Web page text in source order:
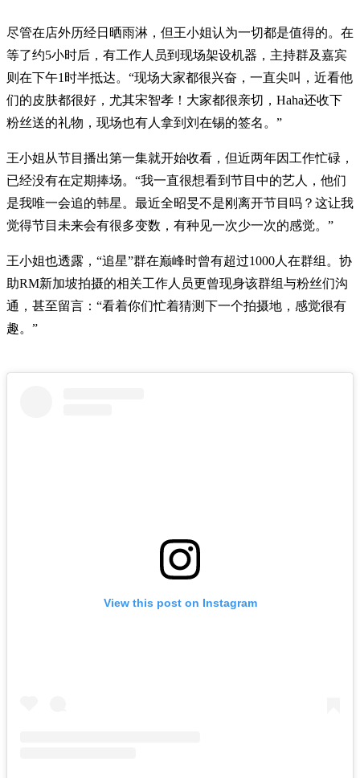
尽管在店外历经日晒雨淋，但王小姐认为一切都是值得的。在
等了约5小时后，有工作人员到现场架设机器，主持群及嘉宾
则在下午1时半抵达。“现场大家都很兴奋，一直尖叫，近看他
们的皮肤都很好，尤其宋智孝！大家都很亲切，Haha还收下
粉丝送的礼物，现场也有人拿到刘在锡的签名。”
王小姐从节目播出第一集就开始收看，但近两年因工作忙碌，
已经没有在定期捧场。“我一直很想看到节目中的艺人，他们
是我唯一会追的韩星。最近全昭旻不是刚离开节目吗？这让我
觉得节目未来会有很多变数，有种见一次少一次的感觉。”
王小姐也透露，“追星”群在巅峰时曾有超过1000人在群组。协
助RM新加坡拍摄的相关工作人员更曾现身该群组与粉丝们沟
通，甚至留言：“看着你们忙着猜测下一个拍摄地，感觉很有
趣。”
View this post on Instagram